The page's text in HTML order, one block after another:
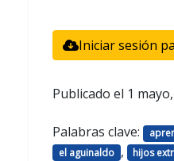
Iniciar sesión
Publicado el 1
Palabras clave:
el aguinaldo , hijos